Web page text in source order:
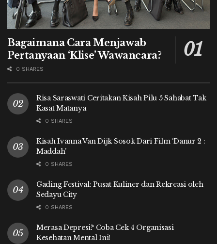
Bagaimana Cara Menjawab
Pertanyaan ‘Klise’ Wawancara?
0 SHARES
Risa Saraswati Ceritakan Kisah Pilu 5 Sahabat Tak
Kasat Matanya
0 SHARES
Kisah Ivanna Van Dijk Sosok Dari Film ‘Danur 2 :
Maddah’
0 SHARES
Gading Festival: Pusat Kuliner dan Rekreasi oleh
Sedayu City
0 SHARES
Merasa Depresi? Coba Cek 4 Organisasi
Kesehatan Mental Ini!